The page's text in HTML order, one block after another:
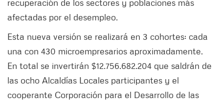
recuperación de los sectores y poblaciones más
afectadas por el desempleo.
Esta nueva versión se realizará en 3 cohortes: cada
una con 430 microempresarios aproximadamente.
En total se invertirán $12.756.682.204 que saldrán de
las ocho Alcaldías Locales participantes y el
cooperante Corporación para el Desarrollo de las